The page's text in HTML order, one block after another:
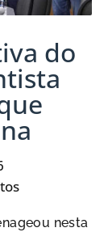
do
nesta